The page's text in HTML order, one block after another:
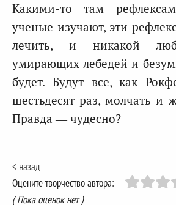
Какими-то там
ученые изучают, эти
лечить, и никакой
умирающих лебедей и
будет. Будут все, как
шестьдесят раз, молчать и
Правда — чудесно?
< назад
Оцените творчество автора:
( Пока оценок нет )